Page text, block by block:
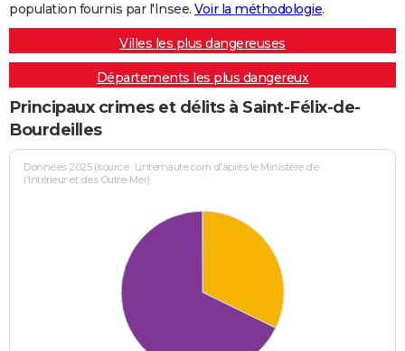
population fournis par l'Insee. Voir la méthodologie.
Villes les plus dangereuses
Départements les plus dangereux
Principaux crimes et délits à Saint-Félix-de-
Bourdeilles
Données 2025 (source : Linternaute.com d'après le Ministère de
l'Intérieur et des Outre-Mer)